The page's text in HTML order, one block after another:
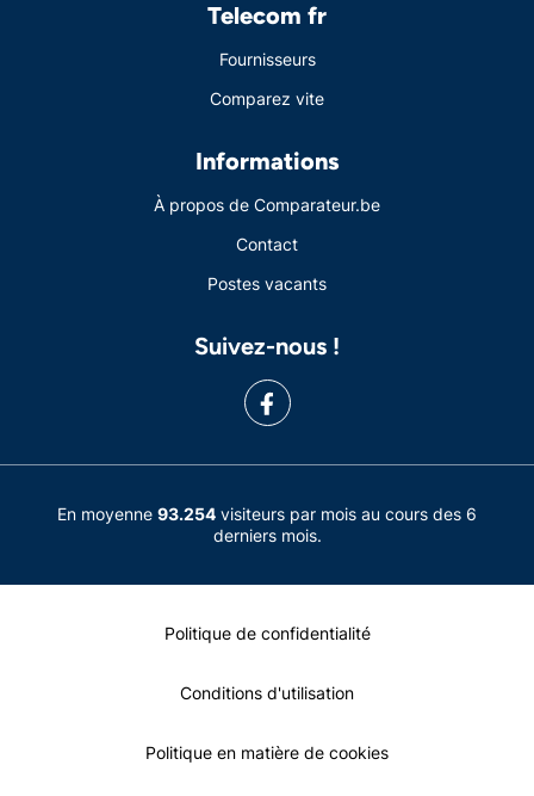
Telecom fr
Fournisseurs
Comparez vite
Informations
À propos de Comparateur.be
Contact
Postes vacants
Suivez-nous !
En moyenne 93.254 visiteurs par mois au cours des 6
derniers mois.
Politique de confidentialité
Conditions d'utilisation
Politique en matière de cookies